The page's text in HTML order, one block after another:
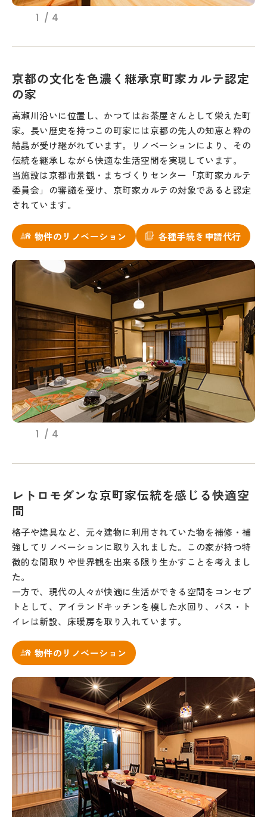
1 4
京都の文化を色濃く継承京町家カルテ認定
の家
高瀬川沿いに位置し、かつてはお茶屋さんとして栄えた町
家。長い歴史を持つこの町家には京都の先人の知恵と粋の
結晶が受け継がれています。リノベーションにより、その
伝統を継承しながら快適な生活空間を実現しています。
当施設は京都市景観・まちづくりセンター「京町家カルテ
委員会」の審議を受け、京町家カルテの対象であると認定
されています。
物件のリノベーション 各種手続き申請代行
1 4
レトロモダンな京町家伝統を感じる快適空
間
格子や建具など、元々建物に利用されていた物を補修・補
強してリノベーションに取り入れました。この家が持つ特
徴的な間取りや世界観を出来る限り生かすことを考えまし
た。
一方で、現代の人々が快適に生活ができる空間をコンセプ
トとして、アイランドキッチンを模した水回り、バス・ト
イレは新設、床暖房を取り入れています。
物件のリノベーション